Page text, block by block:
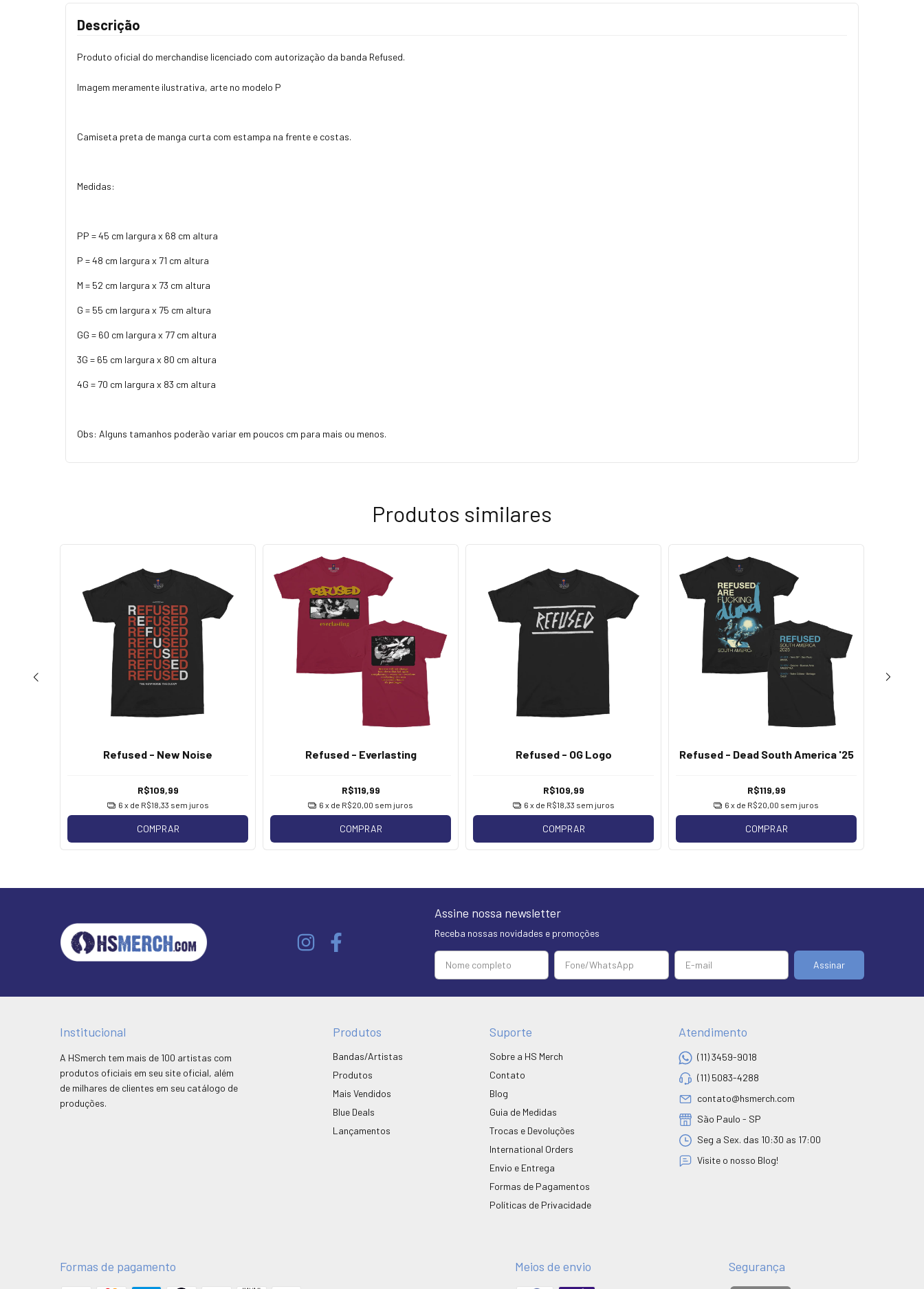
Descrição
Produto oficial do merchandise licenciado com autorização da banda Refused.
Imagem meramente ilustrativa, arte no modelo P
Camiseta preta de manga curta com estampa na frente e costas.
Medidas:
PP = 45 cm largura x 68 cm altura
P = 48 cm largura x 71 cm altura
M = 52 cm largura x 73 cm altura
G = 55 cm largura x 75 cm altura
GG = 60 cm largura x 77 cm altura
3G = 65 cm largura x 80 cm altura
4G = 70 cm largura x 83 cm altura
Obs: Alguns tamanhos poderão variar em poucos cm para mais ou menos.
Produtos similares
Refused - New Noise
R$109,99
6 x de R$18,33 sem juros
COMPRAR
Refused - Everlasting
R$119,99
6 x de R$20,00 sem juros
COMPRAR
Refused - OG Logo
R$109,99
6 x de R$18,33 sem juros
COMPRAR
Refused - Dead South America '25
R$119,99
6 x de R$20,00 sem juros
COMPRAR
Assine nossa newsletter
Receba nossas novidades e promoções
Institucional
A HSmerch tem mais de 100 artistas com
produtos oficiais em seu site oficial, além
de milhares de clientes em seu catálogo de
produções.
Produtos
Bandas/Artistas
Produtos
Mais Vendidos
Blue Deals
Lançamentos
Suporte
Sobre a HS Merch
Contato
Blog
Guia de Medidas
Trocas e Devoluções
International Orders
Envio e Entrega
Formas de Pagamentos
Políticas de Privacidade
Atendimento
(11) 3459-9018
(11) 5083-4288
contato@hsmerch.com
São Paulo - SP
Seg a Sex. das 10:30 as 17:00
Visite o nosso Blog!
Formas de pagamento Meios de envio Segurança